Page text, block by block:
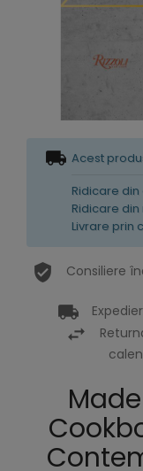
Acest
Ridicare din
Ridicare din
Livrare prin
Consiliere